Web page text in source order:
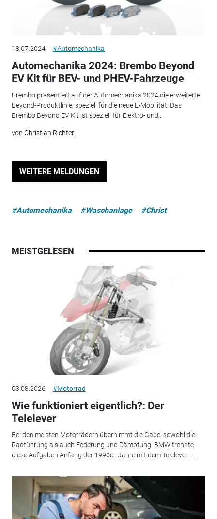
18.07.2024 #Automechanika
Automechanika 2024: Brembo Beyond
EV Kit für BEV- und PHEV-Fahrzeuge
Brembo präsentiert auf der Automechanika 2024 die erweiterte
Beyond-Produktlinie, speziell für die neue E-Mobilität. Das
Brembo Beyond EV Kit ist speziell für Elektro- und...
von Christian Richter
WEITERE MELDUNGEN
#Automechanika #Waschanlage #Christ
MEISTGELESEN
03.08.2026 #Motorrad
Wie funktioniert eigentlich?: Der
Telelever
Bei den meisten Motorrädern übernimmt die Gabel sowohl die
Radführung als auch Federung und Dämpfung. BMW trennte
diese Aufgaben Anfang der 1990er-Jahre mit dem Telelever –...